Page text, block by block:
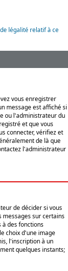
légalité relatif à ce
vous enregistrer
message est affiché si
ou l'administrateur du
et que vous
connecter, vérifiez et
de là que
l'administrateur
de décider si vous
messages sur certains
à des fonctions
choix d'une image
l'inscription à un
quelques instants;